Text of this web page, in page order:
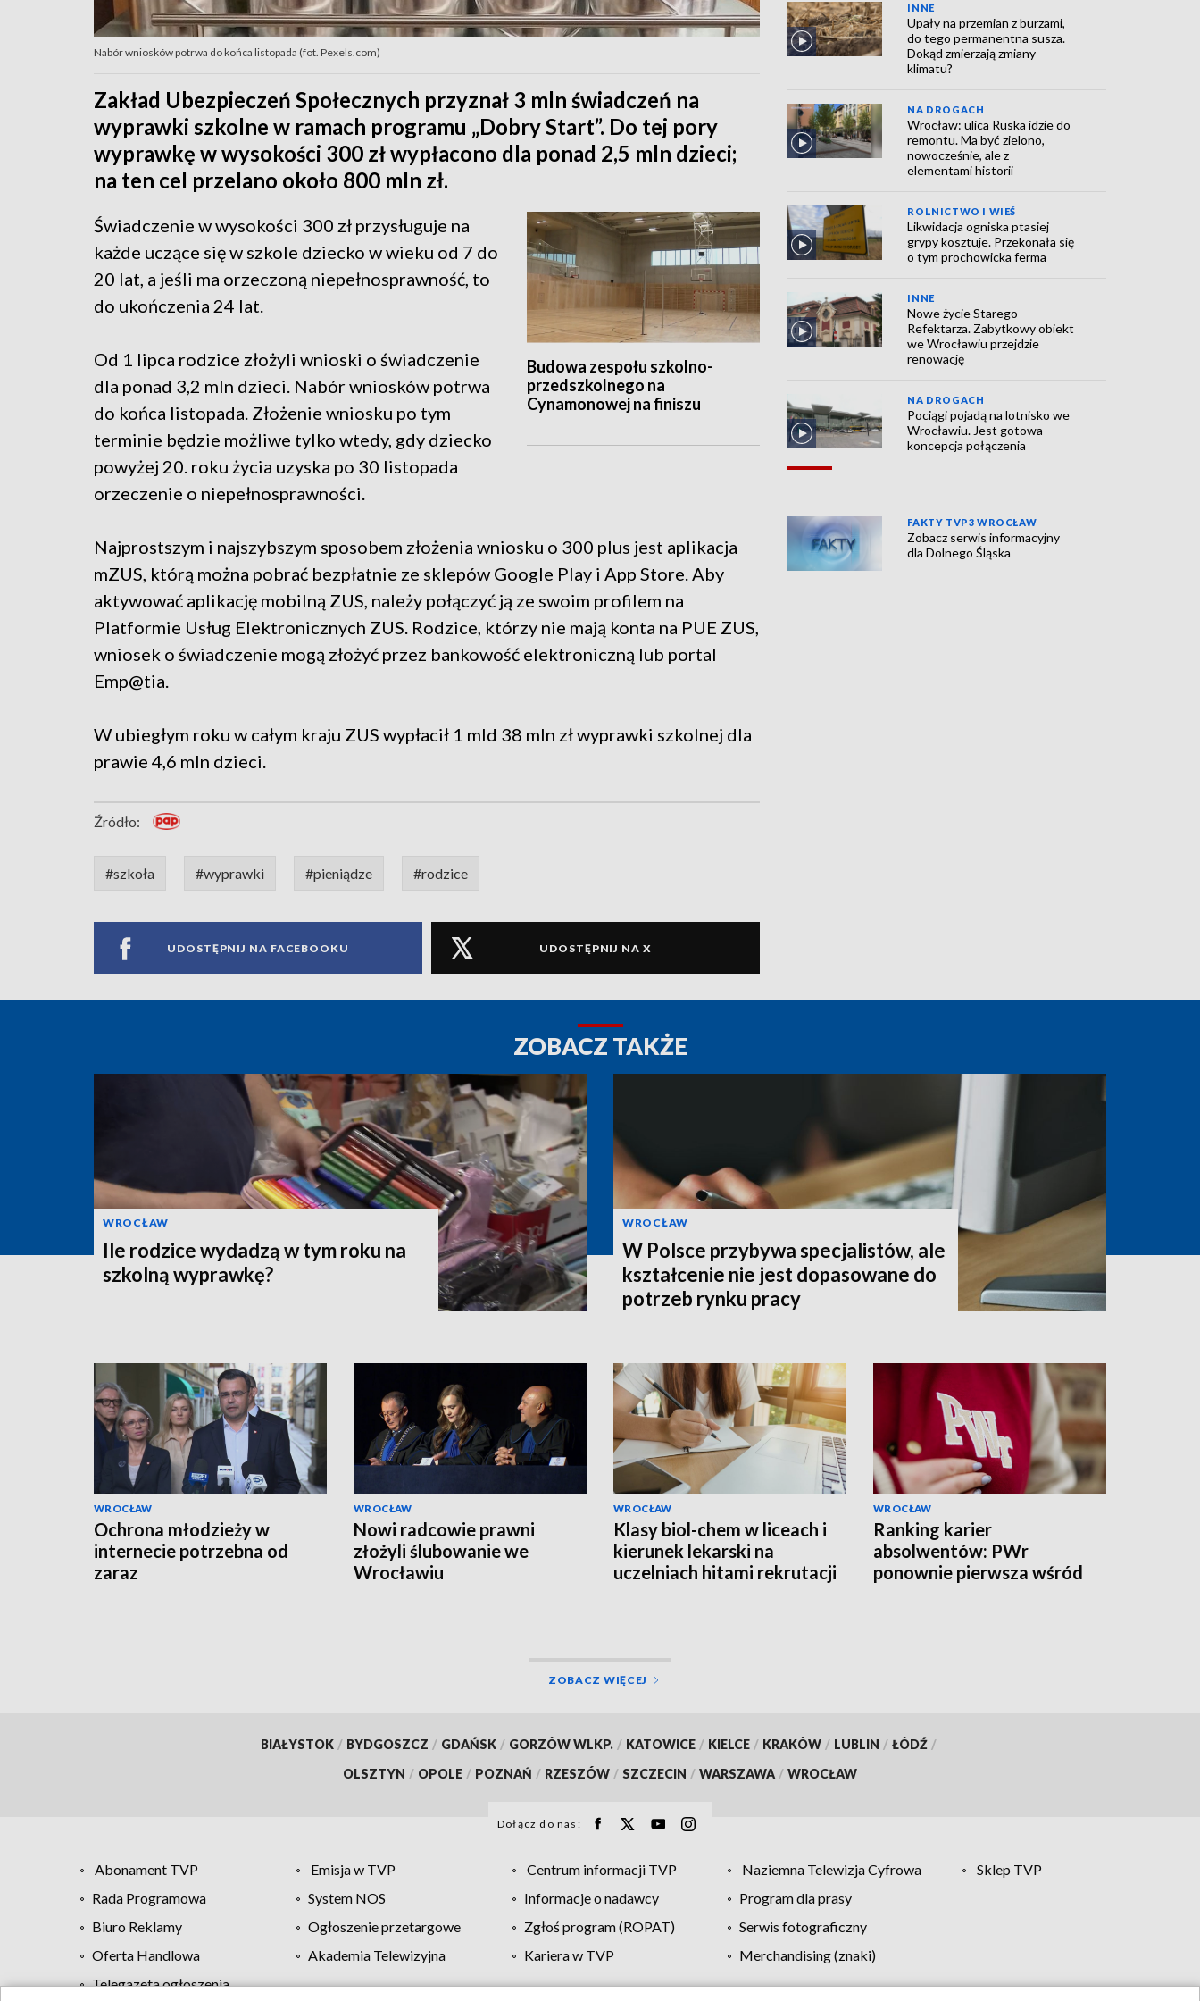
Nabór wniosków potrwa do końca listopada (fot. Pexels.com)
Zakład Ubezpieczeń Społecznych przyznał 3 mln świadczeń na
wyprawki szkolne w ramach programu „Dobry Start”. Do tej pory
wyprawkę w wysokości 300 zł wypłacono dla ponad 2,5 mln dzieci;
na ten cel przelano około 800 mln zł.
Budowa zespołu szkolno-
przedszkolnego na
Cynamonowej na finiszu
Świadczenie w wysokości 300 zł przysługuje na
każde uczące się w szkole dziecko w wieku od 7 do
20 lat, a jeśli ma orzeczoną niepełnosprawność, to
do ukończenia 24 lat.
Od 1 lipca rodzice złożyli wnioski o świadczenie
dla ponad 3,2 mln dzieci. Nabór wniosków potrwa
do końca listopada. Złożenie wniosku po tym
terminie będzie możliwe tylko wtedy, gdy dziecko
powyżej 20. roku życia uzyska po 30 listopada
orzeczenie o niepełnosprawności.
Najprostszym i najszybszym sposobem złożenia wniosku o 300 plus jest aplikacja
mZUS, którą można pobrać bezpłatnie ze sklepów Google Play i App Store. Aby
aktywować aplikację mobilną ZUS, należy połączyć ją ze swoim profilem na
Platformie Usług Elektronicznych ZUS. Rodzice, którzy nie mają konta na PUE ZUS,
wniosek o świadczenie mogą złożyć przez bankowość elektroniczną lub portal
Emp@tia.
W ubiegłym roku w całym kraju ZUS wypłacił 1 mld 38 mln zł wyprawki szkolnej dla
prawie 4,6 mln dzieci.
Źródło:
#szkoła #wyprawki #pieniądze #rodzice
UDOSTĘPNIJ NA FACEBOOKU UDOSTĘPNIJ NA X
INNE
Upały na przemian z burzami,
do tego permanentna susza.
Dokąd zmierzają zmiany
klimatu?
NA DROGACH
Wrocław: ulica Ruska idzie do
remontu. Ma być zielono,
nowocześnie, ale z
elementami historii
ROLNICTWO I WIEŚ
Likwidacja ogniska ptasiej
grypy kosztuje. Przekonała się
o tym prochowicka ferma
INNE
Nowe życie Starego
Refektarza. Zabytkowy obiekt
we Wrocławiu przejdzie
renowację
NA DROGACH
Pociągi pojadą na lotnisko we
Wrocławiu. Jest gotowa
koncepcja połączenia
FAKTY TVP3 WROCŁAW
Zobacz serwis informacyjny
dla Dolnego Śląska
ZOBACZ TAKŻE
WROCŁAW
Ile rodzice wydadzą w tym roku na
szkolną wyprawkę?
WROCŁAW
W Polsce przybywa specjalistów, ale
kształcenie nie jest dopasowane do
potrzeb rynku pracy
WROCŁAW
Ochrona młodzieży w
internecie potrzebna od
zaraz
WROCŁAW
Nowi radcowie prawni
złożyli ślubowanie we
Wrocławiu
WROCŁAW
Klasy biol-chem w liceach i
kierunek lekarski na
uczelniach hitami rekrutacji
WROCŁAW
Ranking karier
absolwentów: PWr
ponownie pierwsza wśród
ZOBACZ WIĘCEJ
BIAŁYSTOK / BYDGOSZCZ / GDAŃSK / GORZÓW WLKP. / KATOWICE / KIELCE / KRAKÓW / LUBLIN / ŁÓDŹ /
OLSZTYN / OPOLE / POZNAŃ / RZESZÓW / SZCZECIN / WARSZAWA / WROCŁAW
Dołącz do nas:
Abonament TVP Emisja w TVP Centrum informacji TVP Naziemna Telewizja Cyfrowa
Sklep TVP
Rada Programowa
System NOS Informacje o nadawcy
Program dla prasy
Biuro Reklamy
Ogłoszenie przetargowe Zgłoś program (ROPAT)
Serwis fotograficzny
Oferta Handlowa
Akademia Telewizyjna Kariera w TVP
Merchandising (znaki)
Telegazeta ogłoszenia